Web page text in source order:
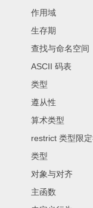
作用域
生存期
查找与命名空间
ASCII 码表
类型
遵从性
算术类型
restrict 类型限
类型
对象与对齐
主函数